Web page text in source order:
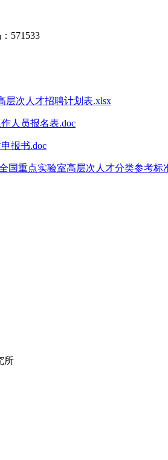
571533
层次人才招聘计划表.xlsx
人员报名表.doc
报书.doc
国重点实验室高层次人才分类参考标
所